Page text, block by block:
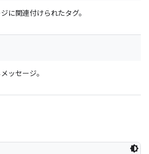
に関連付けられたタグ。
ッセージ。